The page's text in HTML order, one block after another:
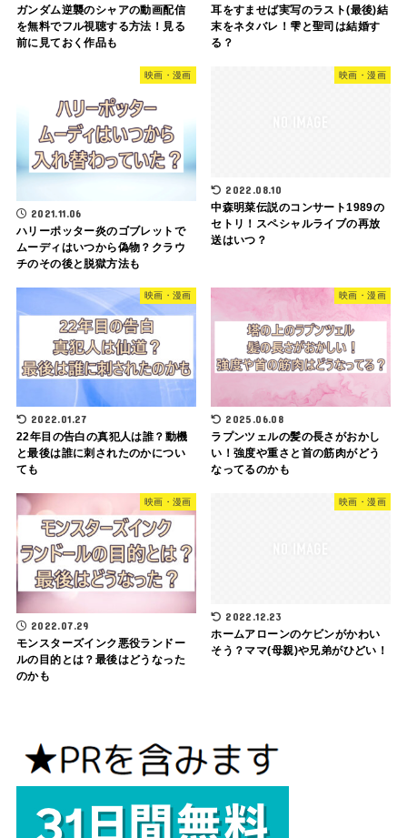
ガンダム逆襲のシャアの動画配信
を無料でフル視聴する方法！見る
前に見ておく作品も
耳をすませば実写のラスト(最後)結
末をネタバレ！雫と聖司は結婚す
る？
映画・漫画
2021.11.06
ハリーポッター炎のゴブレットで
ムーディはいつから偽物？クラウ
チのその後と脱獄方法も
映画・漫画
2022.08.10
中森明菜伝説のコンサート1989の
セトリ！スペシャルライブの再放
送はいつ？
映画・漫画
2022.01.27
22年目の告白の真犯人は誰？動機
と最後は誰に刺されたのかについ
ても
映画・漫画
2025.06.08
ラプンツェルの髪の長さがおかし
い！強度や重さと首の筋肉がどう
なってるのかも
映画・漫画
2022.07.29
モンスターズインク悪役ランドー
ルの目的とは？最後はどうなった
のかも
映画・漫画
2022.12.23
ホームアローンのケビンがかわい
そう？ママ(母親)や兄弟がひどい！